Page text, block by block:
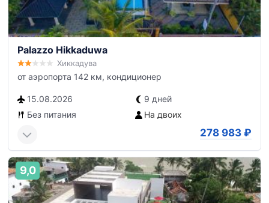
Palazzo Hikkaduwa
Хиккадува
от аэропорта 142 км, кондиционер
15.08.2026
9 дней
Без питания
На двоих
278 983 ₽
9,0